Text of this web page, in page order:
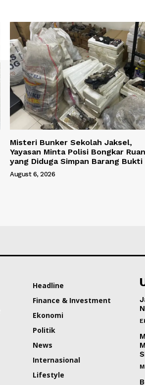
Misteri Bunker Sekolah Jaksel,
Yayasan Minta Polisi Bongkar
yang Diduga Simpan Barang Bukti
August 6, 2026
Headline
Finance & Investment
Ekonomi
Politik
News
Internasional
Lifestyle